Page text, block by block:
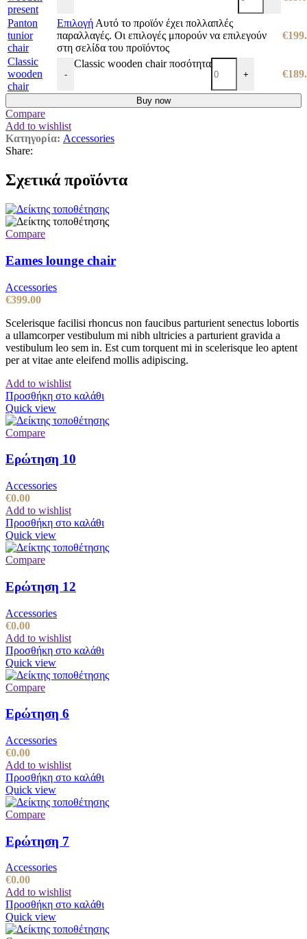
present
Panton
tunior
chair
Επιλογή Αυτό το προϊόν έχει πολλαπλές
παραλλαγές. Οι επιλογές μπορούν να επιλεγούν
στη σελίδα του προϊόντος
€
Classic
wooden
chair
-
Classic wooden chair ποσότητα
+ €
Buy now
Compare
Add to wishlist
Κατηγορία: Accessories
Share:
Σχετικά προϊόντα
Compare
Eames lounge chair
Accessories
€399.00
Scelerisque facilisi rhoncus non faucibus parturient senectus lobortis
a ullamcorper vestibulum mi nibh ultricies a parturient gravida a
vestibulum leo sem in. Est cum torquent mi in scelerisque leo aptent
per at vitae ante eleifend mollis adipiscing.
Add to wishlist
Προσθήκη στο καλάθι
Quick view
Compare
Ερώτηση 10
Accessories
€0.00
Add to wishlist
Προσθήκη στο καλάθι
Quick view
Compare
Ερώτηση 12
Accessories
€0.00
Add to wishlist
Προσθήκη στο καλάθι
Quick view
Compare
Ερώτηση 6
Accessories
€0.00
Add to wishlist
Προσθήκη στο καλάθι
Quick view
Compare
Ερώτηση 7
Accessories
€0.00
Add to wishlist
Προσθήκη στο καλάθι
Quick view